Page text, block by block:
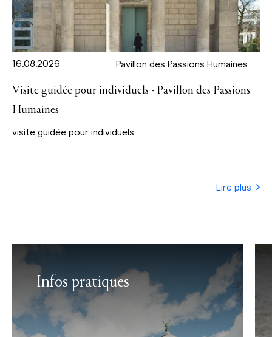
16.08.2026 Pavillon des Passions Humaines
Visite guidée pour individuels - Pavillon des Passions
Humaines
visite guidée pour individuels
Lire plus
Infos pratiques